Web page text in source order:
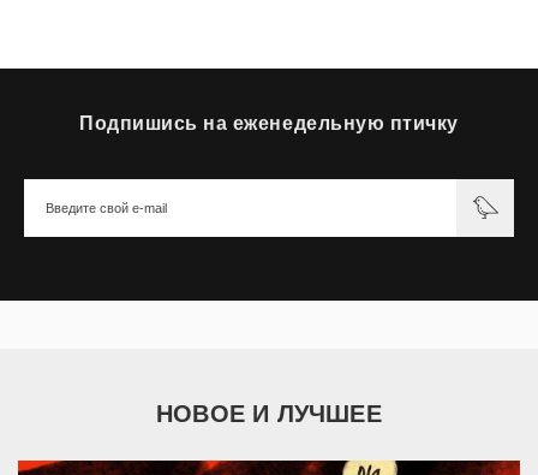
Подпишись на еженедельную птичку
НОВОЕ И ЛУЧШЕЕ